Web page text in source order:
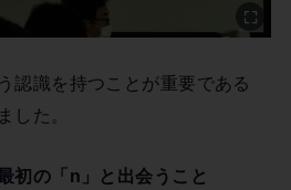
認識を持つことが重要である
した。
初の「n」と出会うこと